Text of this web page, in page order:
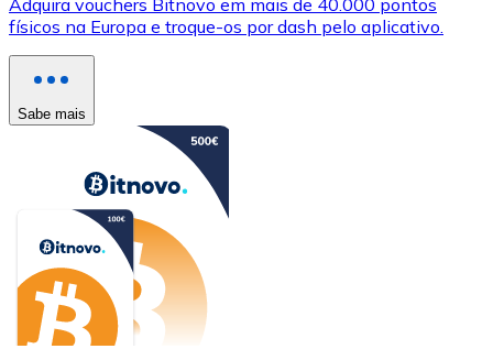
físicos na Europa e troque-os por dash pelo aplicativo.
Sabe mais